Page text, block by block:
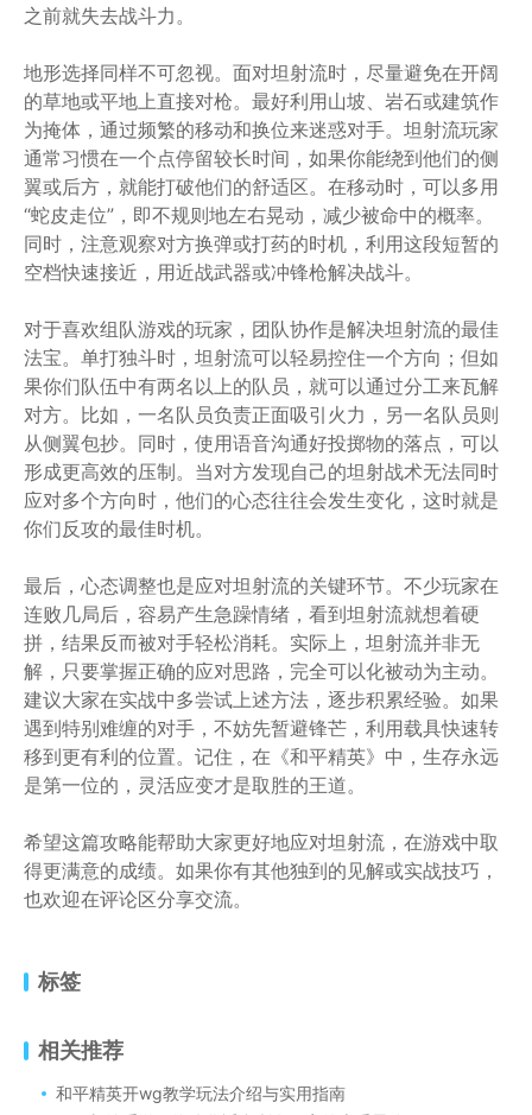
之前就失去战斗力。
地形选择同样不可忽视。面对坦射流时，尽量避免在开阔
的草地或平地上直接对枪。最好利用山坡、岩石或建筑作
为掩体，通过频繁的移动和换位来迷惑对手。坦射流玩家
通常习惯在一个点停留较长时间，如果你能绕到他们的侧
翼或后方，就能打破他们的舒适区。在移动时，可以多用
“蛇皮走位”，即不规则地左右晃动，减少被命中的概率。
同时，注意观察对方换弹或打药的时机，利用这段短暂的
空档快速接近，用近战武器或冲锋枪解决战斗。
对于喜欢组队游戏的玩家，团队协作是解决坦射流的最佳
法宝。单打独斗时，坦射流可以轻易控住一个方向；但如
果你们队伍中有两名以上的队员，就可以通过分工来瓦解
对方。比如，一名队员负责正面吸引火力，另一名队员则
从侧翼包抄。同时，使用语音沟通好投掷物的落点，可以
形成更高效的压制。当对方发现自己的坦射战术无法同时
应对多个方向时，他们的心态往往会发生变化，这时就是
你们反攻的最佳时机。
最后，心态调整也是应对坦射流的关键环节。不少玩家在
连败几局后，容易产生急躁情绪，看到坦射流就想着硬
拼，结果反而被对手轻松消耗。实际上，坦射流并非无
解，只要掌握正确的应对思路，完全可以化被动为主动。
建议大家在实战中多尝试上述方法，逐步积累经验。如果
遇到特别难缠的对手，不妨先暂避锋芒，利用载具快速转
移到更有利的位置。记住，在《和平精英》中，生存永远
是第一位的，灵活应变才是取胜的王道。
希望这篇攻略能帮助大家更好地应对坦射流，在游戏中取
得更满意的成绩。如果你有其他独到的见解或实战技巧，
也欢迎在评论区分享交流。
标签
相关推荐
和平精英开wg教学玩法介绍与实用指南